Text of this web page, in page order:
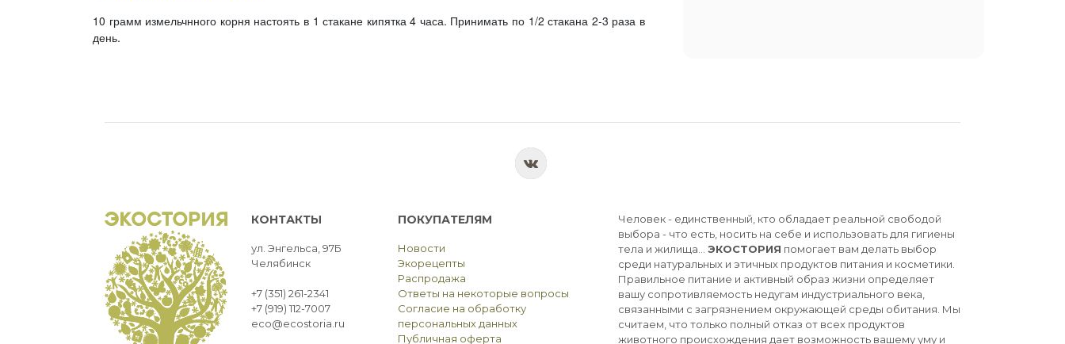
10 грамм измельчнного корня настоять в 1 стакане кипятка 4 часа. Принимать по 1/2 стакана 2-3 раза в
день.
КОНТАКТЫ
ул. Энгельса, 97Б
Челябинск
+7 (351) 261-2341
+7 (919) 112-7007
eco@ecostoria.ru
ПОКУПАТЕЛЯМ
Новости
Экорецепты
Распродажа
Ответы на некоторые вопросы
Согласие на обработку
персональных данных
Публичная оферта
Человек - единственный, кто обладает реальной свободой
выбора - что есть, носить на себе и использовать для гигиены
тела и жилища... ЭКОСТОРИЯ помогает вам делать выбор
среди натуральных и этичных продуктов питания и косметики.
Правильное питание и активный образ жизни определяет
вашу сопротивляемость недугам индустриального века,
связанными с загрязнением окружающей среды обитания. Мы
считаем, что только полный отказ от всех продуктов
животного происхождения дает возможность вашему уму и